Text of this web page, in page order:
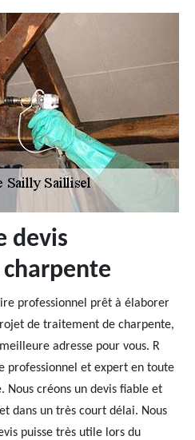
devis
professionnel prêt à élaborer
de traitement de charpente,
adresse pour vous. R
professionnel et expert en toute
créons un devis fiable et
dans un très court délai. Nous
puisse très utile lors du